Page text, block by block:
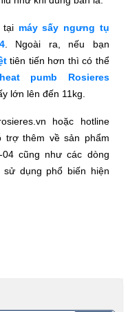
tại máy sấy ngưng tụ
. Ngoài ra, nếu bạn
tiên tiến hơn thì có thể
pumb Rosieres
lớn lên đến 11kg.
Liên hệ Rosieres qua website rosieres.vn hoặc hotline
thêm về sản phẩm
04 cũng như các dòng
dụng phổ biến hiện